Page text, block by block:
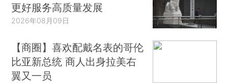
更好服务高质量发展
2026年08月09日
【商圈】喜欢配戴名表的哥伦
比亚新总统 商人出身拉美右
翼又一员